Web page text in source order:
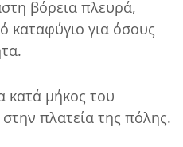
βόρεια πλευρά,
καταφύγιο για όσους
κατά μήκος του
πλατεία της πόλης.